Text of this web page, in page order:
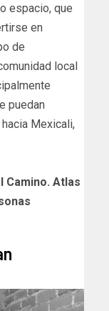
espacio, que
en
de
local
puedan
Mexicali,
Camino. Atlas